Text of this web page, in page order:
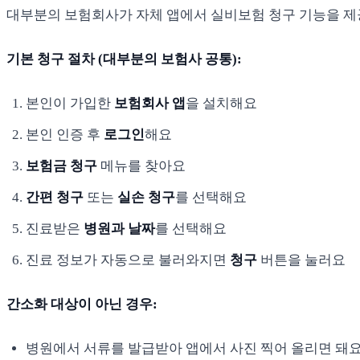
대부분의 보험회사가 자체 앱에서 실비보험 청구 기능을
기본 청구 절차 (대부분의 보험사 공통):
본인이 가입한 보험회사 앱 을 설치해요
본인 인증 후 로그인해요
보험금 청구 메뉴를 찾아요
간편 청구 또는 실손 청구를 선택해요
진료받은 병원과 날짜를 선택해요
진료 정보가 자동으로 불러와지면 청구 버튼을 눌러요
간소화 대상이 아닌 경우:
병원에서 서류를 발급받아 앱에서 사진 찍어 올리면 돼요